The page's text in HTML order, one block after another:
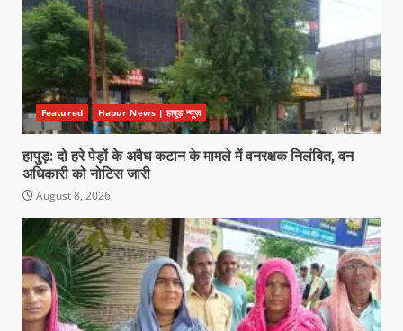
Featured Hapur News | हापुड़ न्यूज़
हापुड़: दो हरे पेड़ों के अवैध कटान के मामले में वनरक्षक निलंबित, वन
अधिकारी को नोटिस जारी
August 8, 2026